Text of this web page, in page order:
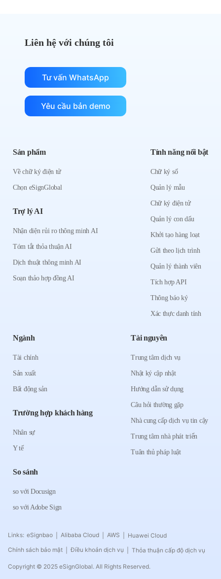
Liên hệ với chúng tôi
Tư vấn WhatsApp
Yêu cầu bản demo
Sản phẩm
Về chữ ký điện tử
Chọn eSignGlobal
Trợ lý AI
Nhận diện rủi ro thông minh AI
Tóm tắt thỏa thuận AI
Dịch thuật thông minh AI
Soạn thảo hợp đồng AI
Tính năng nổi bật
Chữ ký số
Quản lý mẫu
Chữ ký điện tử
Quản lý con dấu
Khởi tạo hàng loạt
Gửi theo lịch trình
Quản lý thành viên
Tích hợp API
Thông báo ký
Xác thực danh tính
Ngành
Tài chính
Sản xuất
Bất động sản
Trường hợp khách hàng
Nhân sự
Y tế
So sánh
so với Docusign
so với Adobe Sign
Tài nguyên
Trung tâm dịch vụ
Nhật ký cập nhật
Hướng dẫn sử dụng
Câu hỏi thường gặp
Nhà cung cấp dịch vụ tin cậy
Trung tâm nhà phát triển
Tuân thủ pháp luật
Links: eSignbao Alibaba Cloud AWS
Huawei Cloud
Chính sách bảo mật
Điều khoản dịch vụ Thỏa thuận cấp độ dịch vụ
Copyright © 2025 eSignGlobal. All Rights Reserved.